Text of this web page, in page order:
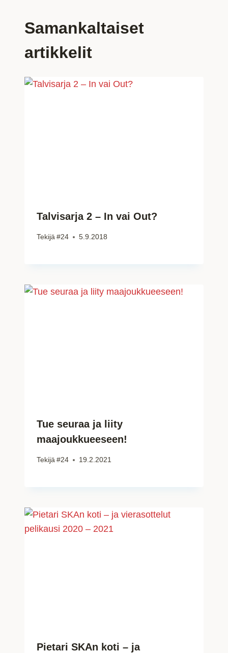
Samankaltaiset
artikkelit
Talvisarja 2 – In vai Out?
Tekijä#24 5.9.2018
Tue seuraa ja liity
maajoukkueeseen!
Tekijä#24 19.2.2021
Pietari SKAn koti – ja